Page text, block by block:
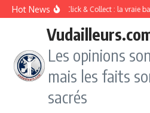
Aller au contenu
Hot NewsDrive ou Click & Collect : la vraie
Les opinions
mais les faits
sacrés